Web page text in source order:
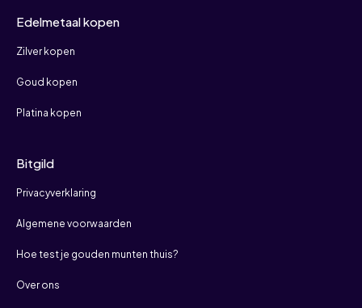
Edelmetaal kopen
Zilver kopen
Goud kopen
Platina kopen
Bitgild
Privacyverklaring
Algemene voorwaarden
Hoe test je gouden munten thuis?
Over ons